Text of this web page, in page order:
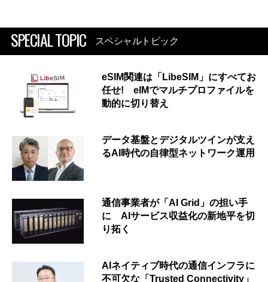
SPECIAL TOPIC スペシャルトピック
eSIM関連は「LibeSIM」にすべてお
任せ! eIMでマルチプロファイルを
動的に切り替え
データ基盤とデジタルツインが支え
るAI時代の自律型ネットワーク運用
通信事業者が「AI Grid」の担い手
に AIサービス収益化の新地平を切
り拓く
AIネイティブ時代の通信インフラに
不可欠な「Trusted Connectivity」